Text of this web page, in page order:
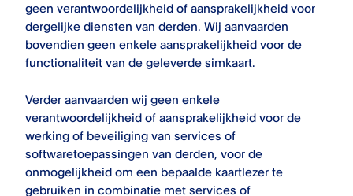
geen verantwoordelijkheid of aansprakelijkheid voor
dergelijke diensten van derden. Wij aanvaarden
bovendien geen enkele aansprakelijkheid voor de
functionaliteit van de geleverde simkaart.
Verder aanvaarden wij geen enkele
verantwoordelijkheid of aansprakelijkheid voor de
werking of beveiliging van services of
softwaretoepassingen van derden, voor de
onmogelijkheid om een bepaalde kaartlezer te
gebruiken in combinatie met services of